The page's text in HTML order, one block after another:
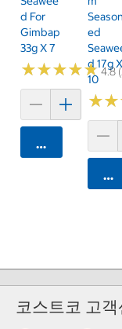
D For
Gimbap
33g X 7
★★★★★
★★★★★4.8
카트에 담기
Season
Ed
D 17g X
10
★★
★★
카
코스트코 고객